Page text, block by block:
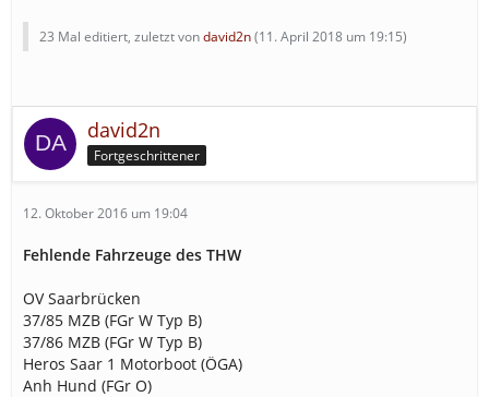
23 Mal editiert, zuletzt vondavid2n(11. April 2018 um 19:15)
david2n
Fortgeschrittener
12. Oktober 2016 um 19:04
Fehlende Fahrzeuge des THW
OV Saarbrücken
37/85 MZB (FGr W Typ B)
37/86 MZB (FGr W Typ B)
Heros Saar 1 Motorboot (ÖGA)
Anh Hund (FGr O)